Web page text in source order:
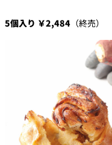
5個入り ￥2,484 （終売）